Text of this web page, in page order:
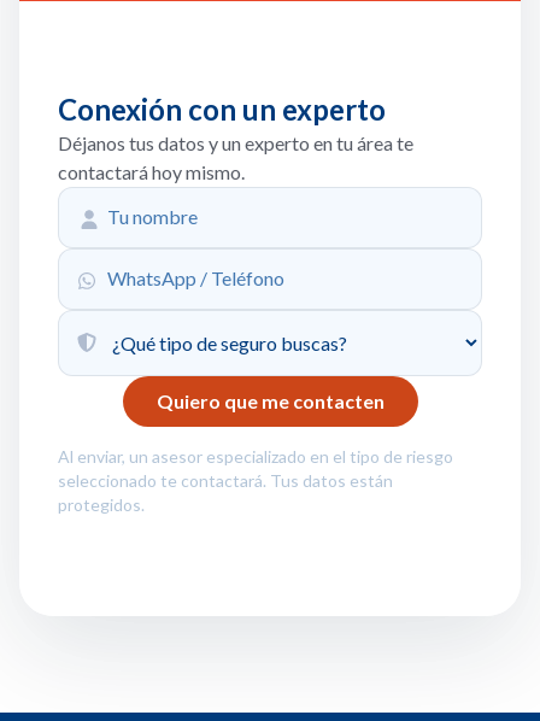
Conexión con un experto
Déjanos tus datos y un experto en tu área te
contactará hoy mismo.
Al enviar, un asesor especializado en el tipo de riesgo
seleccionado te contactará. Tus datos están
protegidos.